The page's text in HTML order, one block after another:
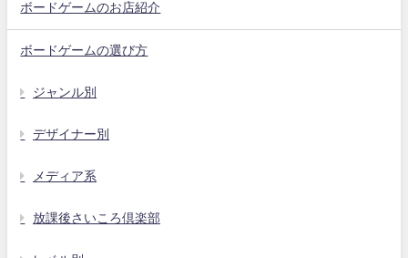
ボードゲームのお店紹介
ボードゲームの選び方
ジャンル別
デザイナー別
メディア系
放課後さいころ倶楽部